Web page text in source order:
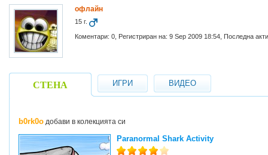
офлайн
15 г.
Коментари: 0, Регистриран на: 9 Sep 2009 18:54, Последна
СТЕНА ИГРИ ВИДЕО
b0rk0o добави в колекцията си
Paranormal Shark Activity